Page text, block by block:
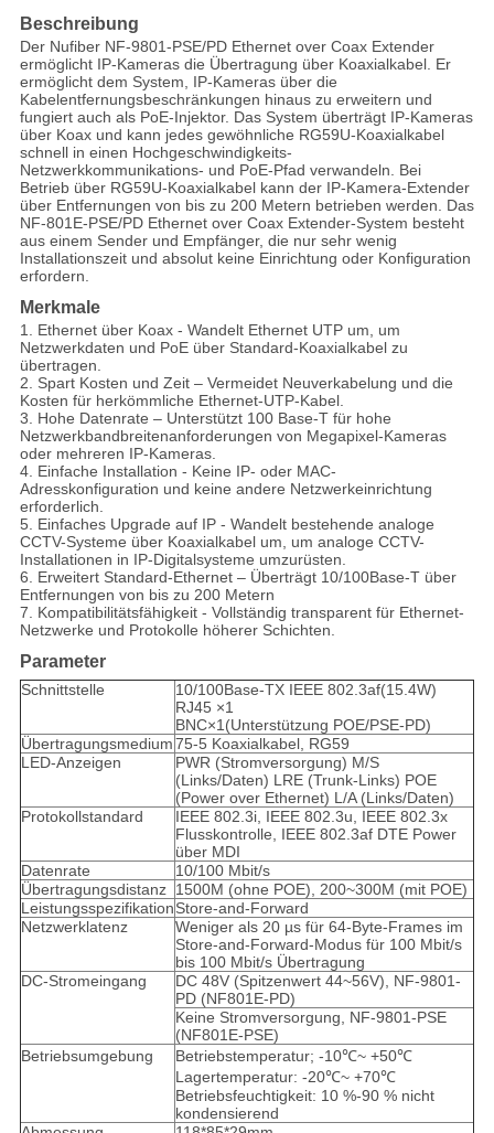
Beschreibung
Der Nufiber NF-9801-PSE/PD Ethernet over Coax Extender
ermöglicht IP-Kameras die Übertragung über Koaxialkabel. Er
ermöglicht dem System, IP-Kameras über die
Kabelentfernungsbeschränkungen hinaus zu erweitern und
fungiert auch als PoE-Injektor. Das System überträgt IP-Kameras
über Koax und kann jedes gewöhnliche RG59U-Koaxialkabel
schnell in einen Hochgeschwindigkeits-
Netzwerkkommunikations- und PoE-Pfad verwandeln. Bei
Betrieb über RG59U-Koaxialkabel kann der IP-Kamera-Extender
über Entfernungen von bis zu 200 Metern betrieben werden. Das
NF-801E-PSE/PD Ethernet over Coax Extender-System besteht
aus einem Sender und Empfänger, die nur sehr wenig
Installationszeit und absolut keine Einrichtung oder Konfiguration
erfordern.
Merkmale
1. Ethernet über Koax - Wandelt Ethernet UTP um, um
Netzwerkdaten und PoE über Standard-Koaxialkabel zu
übertragen.
2. Spart Kosten und Zeit – Vermeidet Neuverkabelung und die
Kosten für herkömmliche Ethernet-UTP-Kabel.
3. Hohe Datenrate – Unterstützt 100 Base-T für hohe
Netzwerkbandbreitenanforderungen von Megapixel-Kameras
oder mehreren IP-Kameras.
4. Einfache Installation - Keine IP- oder MAC-
Adresskonfiguration und keine andere Netzwerkeinrichtung
erforderlich.
5. Einfaches Upgrade auf IP - Wandelt bestehende analoge
CCTV-Systeme über Koaxialkabel um, um analoge CCTV-
Installationen in IP-Digitalsysteme umzurüsten.
6. Erweitert Standard-Ethernet – Überträgt 10/100Base-T über
Entfernungen von bis zu 200 Metern
7. Kompatibilitätsfähigkeit - Vollständig transparent für Ethernet-
Netzwerke und Protokolle höherer Schichten.
Parameter
Schnittstelle
10/100Base-TX IEEE 802.3af(15.4W)
RJ45 ×1
BNC×1(Unterstützung POE/PSE-PD)
Übertragungsmedium75-5 Koaxialkabel, RG59
LED-Anzeigen
PWR (Stromversorgung) M/S
(Links/Daten) LRE (Trunk-Links) POE
(Power over Ethernet) L/A (Links/Daten)
Protokollstandard
IEEE 802.3i, IEEE 802.3u, IEEE 802.3x
Flusskontrolle, IEEE 802.3af DTE Power
über MDI
Datenrate
10/100 Mbit/s
Übertragungsdistanz 1500M (ohne POE), 200~300M (mit POE)
LeistungsspezifikationStore-and-Forward
Netzwerklatenz
Weniger als 20 µs für 64-Byte-Frames im
Store-and-Forward-Modus für 100 Mbit/s
bis 100 Mbit/s Übertragung
DC-Stromeingang
DC 48V (Spitzenwert 44~56V), NF-9801-
PD (NF801E-PD)
Keine Stromversorgung, NF-9801-PSE
(NF801E-PSE)
Betriebsumgebung
Betriebstemperatur; -10℃~ +50℃
Lagertemperatur: -20℃~ +70℃
Betriebsfeuchtigkeit: 10 %-90 % nicht
kondensierend